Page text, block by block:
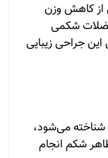
از کاهش وزن
شکمی
جراحی زیبایی
شناخته می‌شود،
شکم انجام